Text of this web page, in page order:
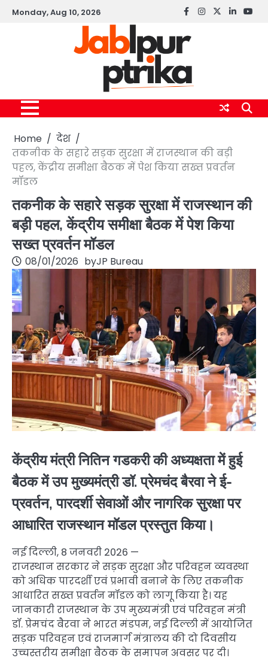
SkipMonday, Aug 10, 2026 Facebook
instagram
twitterlinkedin
Home
देश
तकनीक के सहारे सड़क सुरक्षा में राजस्थान की बड़ी
पहल, केंद्रीय समीक्षा बैठक में पेश किया सख्त प्रवर्तन
मॉडल
तकनीक के सहारे सड़क सुरक्षा में राजस्थान की
बड़ी पहल, केंद्रीय समीक्षा बैठक में पेश किया
सख्त प्रवर्तन मॉडल
08/01/2026 byJP Bureau
केंद्रीय मंत्री नितिन गडकरी की अध्यक्षता में हुई
बैठक में उप मुख्यमंत्री डॉ. प्रेमचंद बैरवा ने ई-
प्रवर्तन, पारदर्शी सेवाओं और नागरिक सुरक्षा पर
आधारित राजस्थान मॉडल प्रस्तुत किया।
नई दिल्ली, 8 जनवरी 2026 —
राजस्थान सरकार ने सड़क सुरक्षा और परिवहन व्यवस्था
को अधिक पारदर्शी एवं प्रभावी बनाने के लिए तकनीक
आधारित सख्त प्रवर्तन मॉडल को लागू किया है। यह
जानकारी राजस्थान के उप मुख्यमंत्री एवं परिवहन मंत्री
डॉ. प्रेमचंद बैरवा ने भारत मंडपम, नई दिल्ली में आयोजित
सड़क परिवहन एवं राजमार्ग मंत्रालय की दो दिवसीय
उच्चस्तरीय समीक्षा बैठक के समापन अवसर पर दी।